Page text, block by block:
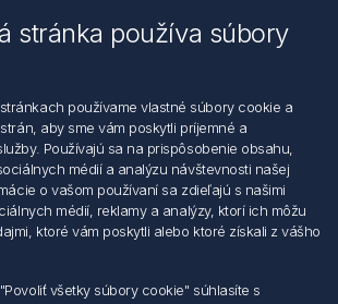
údajov
a obchodné podmienky
stránka používa súbory
používame vlastné súbory cookie a
aby sme vám poskytli príjemné a
Používajú sa na prispôsobenie obsahu,
médií a analýzu návštevnosti našej
o vašom používaní sa zdieľajú s našimi
médií, reklamy a analýzy, ktorí ich môžu
ktoré vám poskytli alebo ktoré získali z vášho
všetky súbory cookie" súhlasíte s